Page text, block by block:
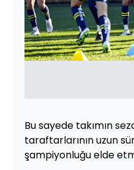
Bu sayede takımın
taraftarlarının uzun
şampiyonluğu elde